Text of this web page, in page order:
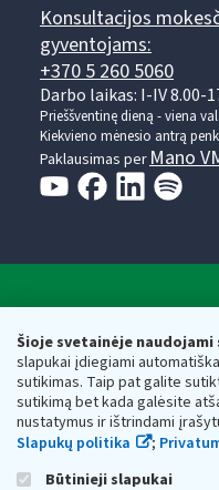
Šioje svetainėje naudojami
slapukai įdiegiami
sutikimas. Taip pat galite
sutikimą bet kada galėsite
nustatymus ir ištrindami
Slapukų politika
;
Būtinieji slapukai
Konsultacijos
gyventojams:
+370 5 260 5060
Darbo laikas: I-IV 8.00-
Prieššventinę dieną - viena
Kiekvieno mėnesio antrą
Paklausimas per Mano
Respublikos finansų
Biudžetinė įstaiga. Juridinio
adresas: Vasario 16-osios g.
vmi@vmi.lt, E. pristatymo
Duomenys apie Valstybinę
Respublikos finansų